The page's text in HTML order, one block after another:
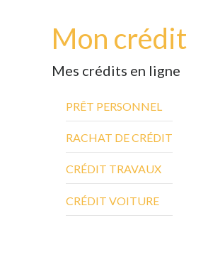
Mon crédit
Mes crédits en ligne
PRÊT PERSONNEL
RACHAT DE CRÉDIT
CRÉDIT TRAVAUX
CRÉDIT VOITURE